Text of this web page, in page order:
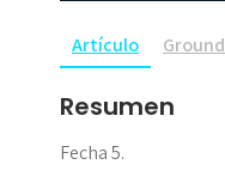
Artículo Ground
Resumen
Fecha 5.